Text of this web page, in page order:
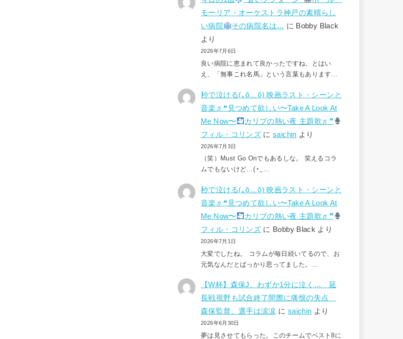
モーリア・オーケストラ神戸の素晴らし
い病院
その病院名は… に Bobby Black
より
2026年7月6日
良い病院に恵まれて良かったですね。とはい
え、「無事これ名馬」という言葉もあります…
秒で泣ける(⁠｡⁠ŏ⁠﹏⁠ŏ⁠) 映画ラスト・シーンと
音楽♬❝見つめて欲しい〜Take A Look At
Me Now〜
カリブの熱い夜 主題歌♬❞
フィル・コリンズ にsaichin より
2026年7月3日
（笑）Must Go Onでもあるしな。 笑えるコラ
ムでもないけど…(⁠◔⁠‿⁠…
秒で泣ける(⁠｡⁠ŏ⁠﹏⁠ŏ⁠) 映画ラスト・シーンと
音楽♬❝見つめて欲しい〜Take A Look At
Me Now〜
カリブの熱い夜 主題歌♬❞
フィル・コリンズ に Bobby Black より
2026年7月1日
大変でしたね。 コラムが毎日続いてるので、お
元気なんだとばっかり思ってました。…
【W杯】森保J、わずか1分に泣く… 延
長戦視野も試合終了間際に痛恨の失点
森保監督、選手は涙涙 に saichin より
2026年6月30日
夢は見させてもらった。このチームでベスト8に